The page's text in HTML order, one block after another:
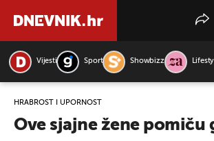
Vijesti Sport Showbizz
HRABROST I UPORNOST
Ove sjajne žene pomiču
PRETRAŽITE VIJESTI